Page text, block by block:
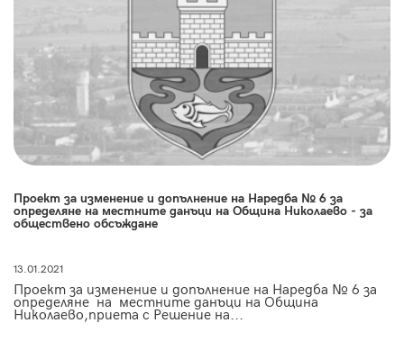
Проект за изменение и допълнение на Наредба № 6 за
определяне на местните данъци на Община Николаево - за
обществено обсъждане
13.01.2021
Проект за изменение и допълнение на Наредба № 6 за
определяне на местните данъци на Община
Николаево,приета с Решение на...